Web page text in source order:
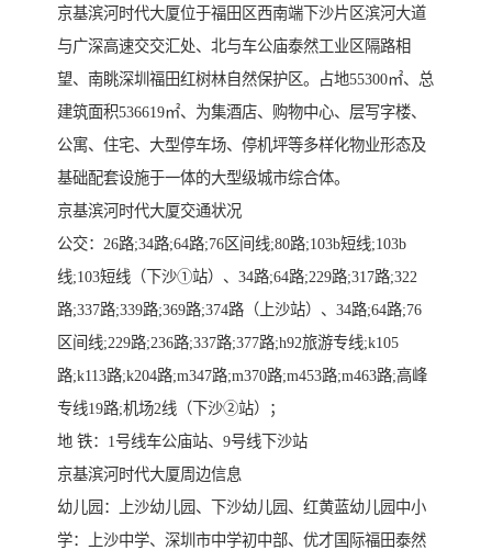
京基滨河时代大厦位于福田区西南端下沙片区滨河大道
与广深高速交交汇处、北与车公庙泰然工业区隔路相
望、南眺深圳福田红树林自然保护区。占地55300㎡、总
建筑面积536619㎡、为集酒店、购物中心、层写字楼、
公寓、住宅、大型停车场、停机坪等多样化物业形态及
基础配套设施于一体的大型级城市综合体。
京基滨河时代大厦交通状况
公交：26路;34路;64路;76区间线;80路;103b短线;103b
线;103短线（下沙①站）、34路;64路;229路;317路;322
路;337路;339路;369路;374路（上沙站）、34路;64路;76
区间线;229路;236路;337路;377路;h92旅游专线;k105
路;k113路;k204路;m347路;m370路;m453路;m463路;高峰
专线19路;机场2线（下沙②站）；
地 铁：1号线车公庙站、9号线下沙站
京基滨河时代大厦周边信息
幼儿园：上沙幼儿园、下沙幼儿园、红黄蓝幼儿园中小
学：上沙中学、深圳市中学初中部、优才国际福田泰然